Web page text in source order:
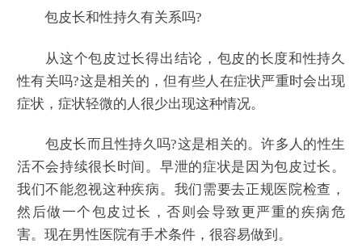
包皮长和性持久有关系吗?
从这个包皮过长得出结论，包皮的长度和性持久
性有关吗?这是相关的，但有些人在症状严重时会出现
症状，症状轻微的人很少出现这种情况。
包皮长而且性持久吗?这是相关的。许多人的性生
活不会持续很长时间。早泄的症状是因为包皮过长。
我们不能忽视这种疾病。我们需要去正规医院检查，
然后做一个包皮过长，否则会导致更严重的疾病危
害。现在男性医院有手术条件，很容易做到。